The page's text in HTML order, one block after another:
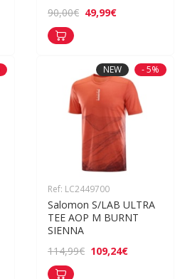
90,00€ 49,99€
NEW - 5%
Ref: LC2449700
Salomon S/LAB ULTRA
TEE AOP M BURNT
SIENNA
114,99€ 109,24€